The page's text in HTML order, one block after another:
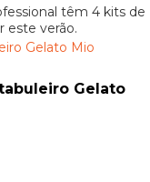
têm 4 kits de
este verão.
Gelato